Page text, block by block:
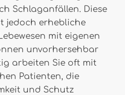
Schlaganfällen. Diese
jedoch erhebliche
mit eigenen
unvorhersehbar
arbeiten Sie oft mit
Patienten, die
und Schutz